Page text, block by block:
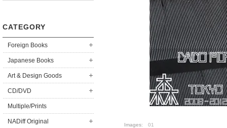
CATEGORY
Foreign Books
Japanese Books
Art & Design Goods
CD/DVD
Multiple/Prints
NADiff Original Images: 01